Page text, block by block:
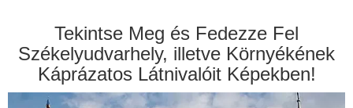
Tekintse Meg és Fedezze Fel
Székelyudvarhely, illetve Környékének
Káprázatos Látnivalóit Képekben!